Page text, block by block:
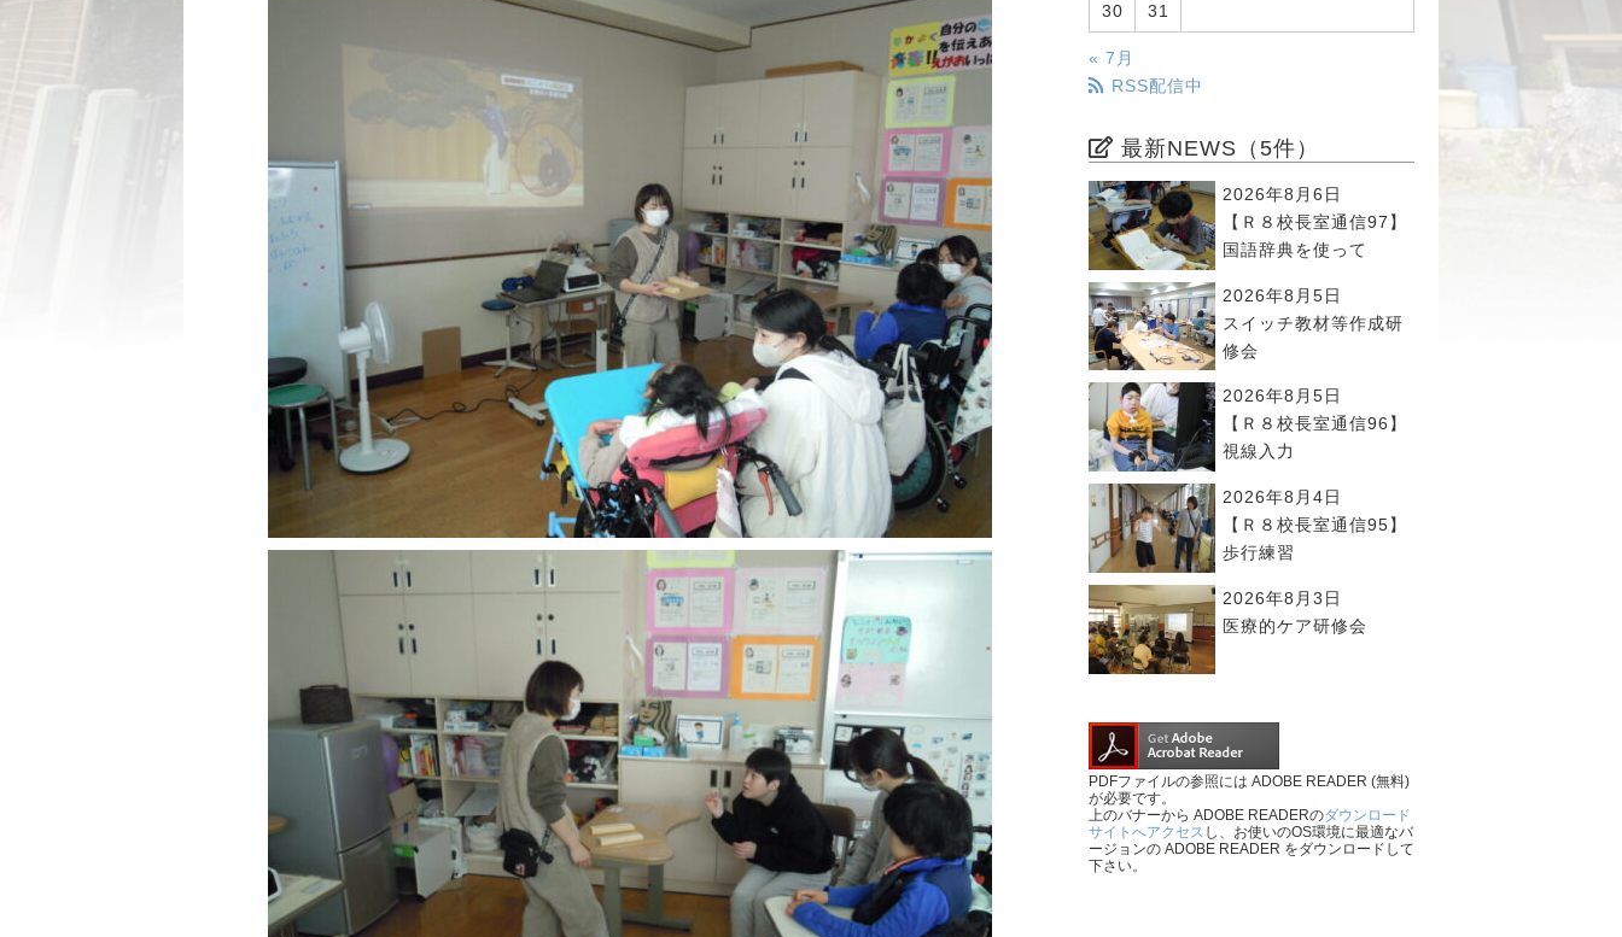
30 31
« 7月
RSS配信中
最新NEWS（5件）
2026年8月6日
【Ｒ８校長室通信97】
国語辞典を使って
2026年8月5日
スイッチ教材等作成研
修会
2026年8月5日
【Ｒ８校長室通信96】
視線入力
2026年8月4日
【Ｒ８校長室通信95】
歩行練習
2026年8月3日
医療的ケア研修会
PDFファイルの参照には ADOBE READER (無料)
が必要です。
上のバナーから ADOBE READERのダウンロード
サイトへアクセス し、お使いのOS環境に最適なバ
ージョンの ADOBE READER をダウンロードして
下さい。